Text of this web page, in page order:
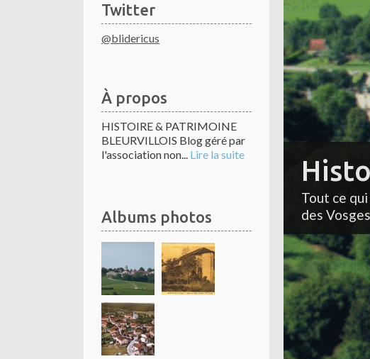
Twitter
@blidericus
À propos
HISTOIRE & PATRIMOINE
BLEURVILLOIS Blog géré par
l'association non... Lire la suite
Albums photos
Tout ce
des